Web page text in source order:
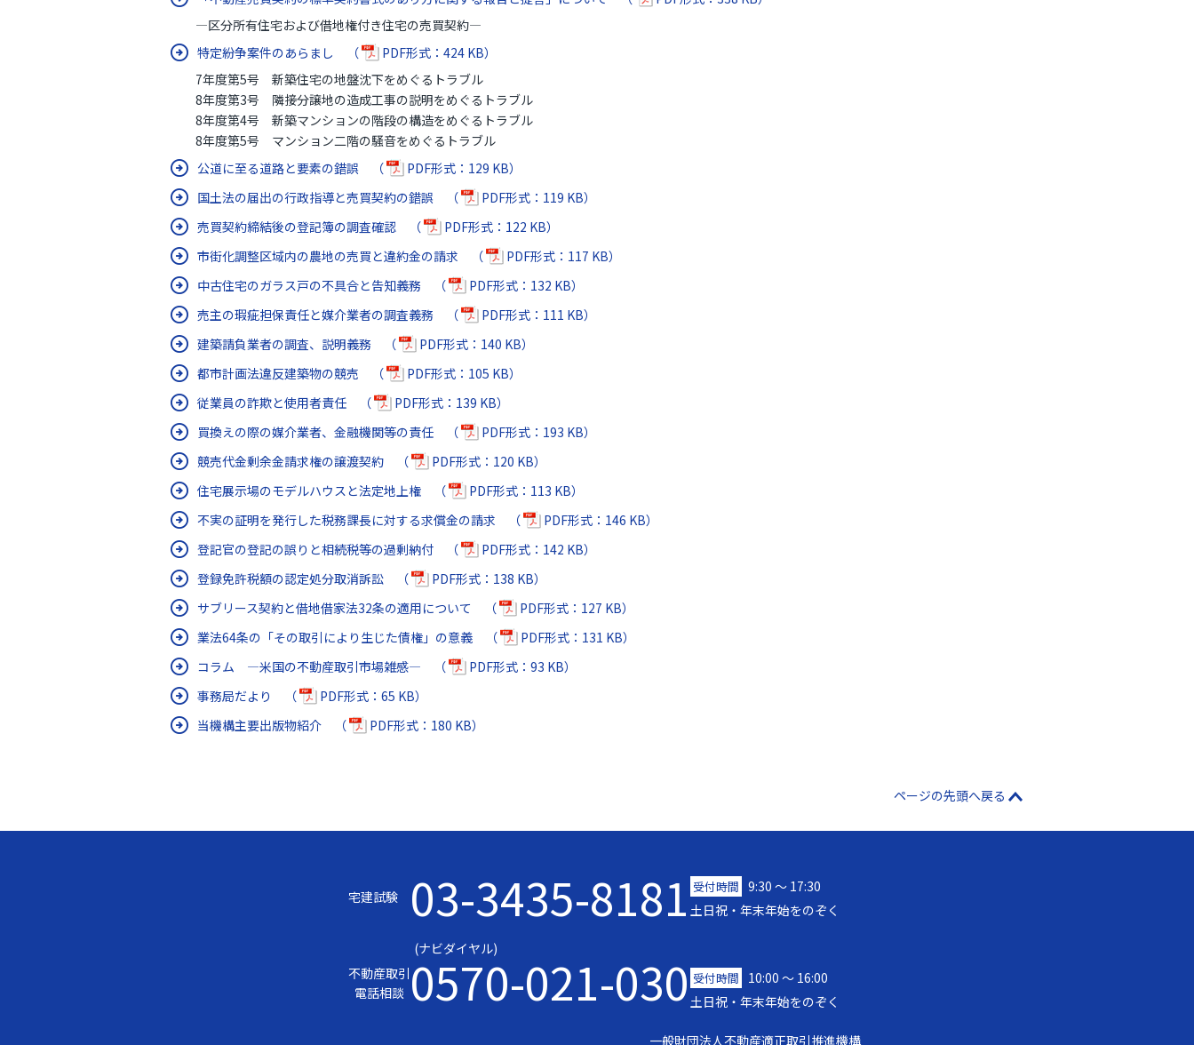
―区分所有住宅および借地権付き住宅の売買契約―
特定紛争案件のあらまし （
PDF形式：424 KB）
7年度第5号 新築住宅の地盤沈下をめぐるトラブル
8年度第3号 隣接分譲地の造成工事の説明をめぐるトラブル
8年度第4号 新築マンションの階段の構造をめぐるトラブル
8年度第5号 マンション二階の騒音をめぐるトラブル
公道に至る道路と要素の錯誤 （
PDF形式：129 KB）
国土法の届出の行政指導と売買契約の錯誤 （
PDF形式：119 KB）
売買契約締結後の登記簿の調査確認 （
PDF形式：122 KB）
市街化調整区域内の農地の売買と違約金の請求 （
PDF形式：117 KB）
中古住宅のガラス戸の不具合と告知義務 （
PDF形式：132 KB）
売主の瑕疵担保責任と媒介業者の調査義務 （
PDF形式：111 KB）
建築請負業者の調査、説明義務 （
PDF形式：140 KB）
都市計画法違反建築物の競売 （
PDF形式：105 KB）
従業員の詐欺と使用者責任 （
PDF形式：139 KB）
買換えの際の媒介業者、金融機関等の責任 （
PDF形式：193 KB）
競売代金剰余金請求権の譲渡契約 （
PDF形式：120 KB）
住宅展示場のモデルハウスと法定地上権 （
PDF形式：113 KB）
不実の証明を発行した税務課長に対する求償金の請求 （
PDF形式：146 KB）
登記官の登記の誤りと相続税等の過剰納付 （
PDF形式：142 KB）
登録免許税額の認定処分取消訴訟 （
PDF形式：138 KB）
サブリース契約と借地借家法32条の適用について （
PDF形式：127 KB）
業法64条の「その取引により生じた債権」の意義 （
PDF形式：131 KB）
コラム ―米国の不動産取引市場雑感― （
PDF形式：93 KB）
事務局だより （
PDF形式：65 KB）
当機構主要出版物紹介 （
PDF形式：180 KB）
ページの先頭へ戻る
宅建試験 03-3435-8181 受付時間 9:30 〜 17:30
土日祝・年末年始をのぞく
不動産取引
電話相談
(ナビダイヤル)
0570-021-030 受付時間
10:00 ～ 16:00
土日祝・年末年始をのぞく
一般財団法人不動産適正取引推進機構